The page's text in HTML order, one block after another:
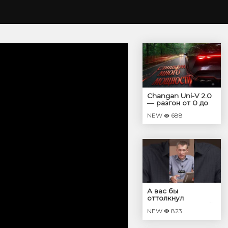
Changan Uni-V 2.0
— разгон от 0 до
NEW 688
А вас бы
оттолкнул
мотор?🤔
NEW 823